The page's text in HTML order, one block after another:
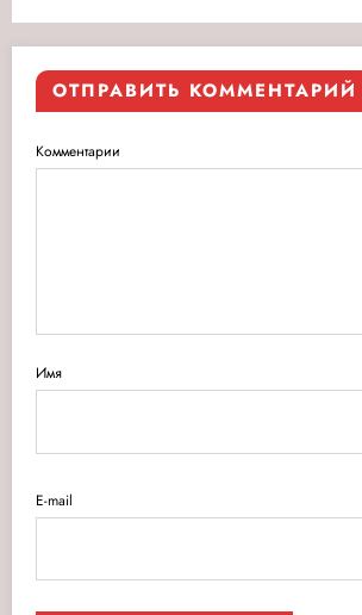
ОТПРАВИТЬ КОММЕНТАРИЙ
Комментарии
Имя
E-mail